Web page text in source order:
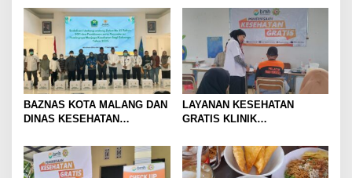
BAZNAS KOTA MALANG DAN
DINAS KESEHATAN
SOSIALISASI ZAKAT &
PENCEGAHAN PENYAKIT
MENULAR
LAYANAN KESEHATAN
GRATIS KLINIK
SUKSESKAN HUT KE-9 YPI
AL FATTAH BATU